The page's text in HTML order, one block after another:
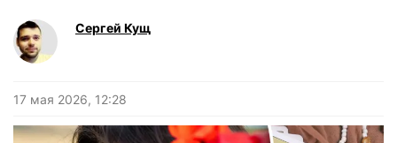
Сергей Кущ
17 мая 2026, 12:28